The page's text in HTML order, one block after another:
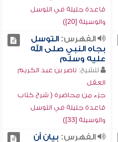
قاعدة جليلة في التوسل
والوسيلة [20])
الفهرس:التوسل
بجاه النبي صلى الله
عليه وسلم
للشيخ: ناصر بن عبد الكريم
العقل
جزء من محاضرة ( شرح كتاب
قاعدة جليلة في التوسل
والوسيلة [33])
الفهرس: بيان أن